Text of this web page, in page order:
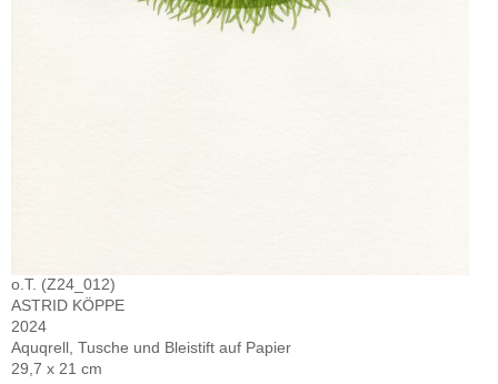
o.T. (Z24_012)
ASTRID KÖPPE
2024
Aquqrell, Tusche und Bleistift auf Papier
29,7 x 21 cm